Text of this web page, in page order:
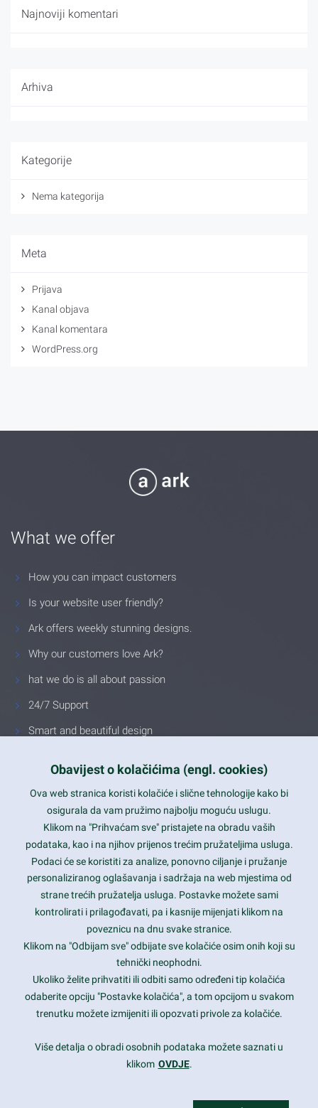
Najnoviji komentari
Arhiva
Kategorije
Nema kategorija
Meta
Prijava
Kanal objava
Kanal komentara
WordPress.org
What we offer
How you can impact customers
Is your website user friendly?
Ark offers weekly stunning designs.
Why our customers love Ark?
hat we do is all about passion
24/7 Support
Smart and beautiful design
Latest trends and much more...
Contact Info
1600 Amphitheatre Parkway, Mountain View, CA 94043
prothemes.net@gmail.com
Daily: 9:00 am - 6:00 pm
Sunday: Closed
Copyright 2017FRESHFACE© All Rights Reserved
Obavijest o kolačićima (engl. cookies)
Ova web stranica koristi kolačiće i slične tehnologije kako bi
osigurala da vam pružimo najbolju moguću uslugu.
Klikom na "Prihvaćam sve" pristajete na obradu vaših
podataka, kao i na njihov prijenos trećim pružateljima usluga.
Podaci će se koristiti za analize, ponovno ciljanje i pružanje
personaliziranog oglašavanja i sadržaja na web mjestima od
strane trećih pružatelja usluga. Postavke možete sami
kontrolirati i prilagođavati, pa i kasnije mijenjati klikom na
poveznicu na dnu svake stranice.
Klikom na "Odbijam sve" odbijate sve kolačiće osim onih koji su
tehnički neophodni.
Ukoliko želite prihvatiti ili odbiti samo određeni tip kolačića
odaberite opciju "Postavke kolačića", a tom opcijom u svakom
trenutku možete izmijeniti ili opozvati privole za kolačiće.
Više detalja o obradi osobnih podataka možete saznati u
klikom OVDJE.